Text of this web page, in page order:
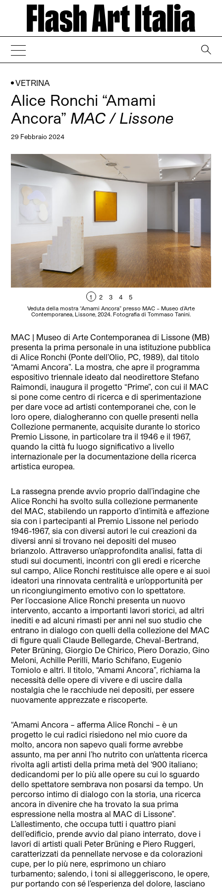
VETRINA
Alice Ronchi “Amami
Ancora” MAC / Lissone
29 Febbraio 2024
1 2 3 4 5
Veduta della mostra “Amami Ancora” presso MAC – Museo d’Arte
Contemporanea, Lissone, 2024. Fotografia di Tommaso Tanini.
MAC | Museo di Arte Contemporanea di Lissone (MB)
presenta la prima personale in una istituzione pubblica
di Alice Ronchi (Ponte dell’Olio, PC, 1989), dal titolo
“Amami Ancora”. La mostra, che apre il programma
espositivo triennale ideato dal neodirettore Stefano
Raimondi, inaugura il progetto “Prime”, con cui il MAC
si pone come centro di ricerca e di sperimentazione
per dare voce ad artisti contemporanei che, con le
loro opere, dialogheranno con quelle presenti nella
Collezione permanente, acquisite durante lo storico
Premio Lissone, in particolare tra il 1946 e il 1967,
quando la città fu luogo significativo a livello
internazionale per la documentazione della ricerca
artistica europea.
La rassegna prende avvio proprio dall’indagine che
Alice Ronchi ha svolto sulla collezione permanente
del MAC, stabilendo un rapporto d’intimità e affezione
sia con i partecipanti al Premio Lissone nel periodo
1946-1967, sia con diversi autori le cui creazioni da
diversi anni si trovano nei depositi del museo
brianzolo. Attraverso un’approfondita analisi, fatta di
studi sui documenti, incontri con gli eredi e ricerche
sul campo, Alice Ronchi restituisce alle opere e ai suoi
ideatori una rinnovata centralità e un’opportunità per
un ricongiungimento emotivo con lo spettatore.
Per l’occasione Alice Ronchi presenta un nuovo
intervento, accanto a importanti lavori storici, ad altri
inediti e ad alcuni rimasti per anni nel suo studio che
entrano in dialogo con quelli della collezione del MAC
di figure quali Claude Bellegarde, Cheval-Bertrand,
Peter Brüning, Giorgio De Chirico, Piero Dorazio, Gino
Meloni, Achille Perilli, Mario Schifano, Eugenio
Tomiolo e altri. Il titolo, “Amami Ancora”, richiama la
necessità delle opere di vivere e di uscire dalla
nostalgia che le racchiude nei depositi, per essere
nuovamente apprezzate e riscoperte.
“Amami Ancora – afferma Alice Ronchi – è un
progetto le cui radici risiedono nel mio cuore da
molto, ancora non sapevo quali forme avrebbe
assunto, ma per anni l’ho nutrito con un’attenta ricerca
rivolta agli artisti della prima metà del ‘900 italiano;
dedicandomi per lo più alle opere su cui lo sguardo
dello spettatore sembrava non posarsi da tempo. Un
percorso intimo di dialogo con la storia, una ricerca
ancora in divenire che ha trovato la sua prima
espressione nella mostra al MAC di Lissone”.
L’allestimento, che occupa tutti i quattro piani
dell’edificio, prende avvio dal piano interrato, dove i
lavori di artisti quali Peter Brüning e Piero Ruggeri,
caratterizzati da pennellate nervose e da colorazioni
cupe, per lo più nere, esprimono un chiaro
turbamento; salendo, i toni si alleggeriscono, le opere,
pur portando con sé l’esperienza del dolore, lasciano